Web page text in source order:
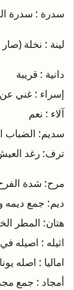
سدرة : سدرة
لينة : نخلة
دانية : قريبة
إسراء : غني
آلاء : نعم
سديم: الضباب
ترف: رغد
مرح: شدة
ديم: جمع ديمه
هتان: المطر
اثيله : اصيله
اماليا : اصله
أمجاد : جمع